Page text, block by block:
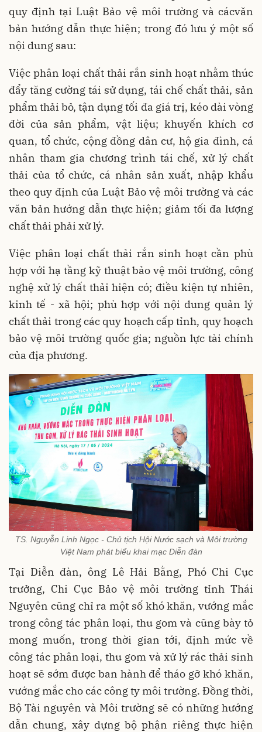
quy định tại Luật Bảo vệ môi trường và cácvăn
bản hướng dẫn thực hiện; trong đó lưu ý một số
nội dung sau:
Việc phân loại chất thải rắn sinh hoạt nhằm thúc
đẩy tăng cường tái sử dụng, tái chế chất thải, sản
phẩm thải bỏ, tận dụng tối đa giá trị, kéo dài vòng
đời của sản phẩm, vật liệu; khuyến khích cơ
quan, tổ chức, cộng đồng dân cư, hộ gia đình, cá
nhân tham gia chương trình tái chế, xử lý chất
thải của tổ chức, cá nhân sản xuất, nhập khẩu
theo quy định của Luật Bảo vệ môi trường và các
văn bản hướng dẫn thực hiện; giảm tối đa lượng
chất thải phải xử lý.
Việc phân loại chất thải rắn sinh hoạt cần phù
hợp với hạ tầng kỹ thuật bảo vệ môi trường, công
nghệ xử lý chất thải hiện có; điều kiện tự nhiên,
kinh tế - xã hội; phù hợp với nội dung quản lý
chất thải trong các quy hoạch cấp tỉnh, quy hoạch
bảo vệ môi trường quốc gia; nguồn lực tài chính
của địa phương.
TS. Nguyễn Linh Ngọc - Chủ tịch Hội Nước sạch và Môi trường
Việt Nam phát biểu khai mạc Diễn đàn
Tại Diễn đàn, ông Lê Hải Bằng, Phó Chi Cục
trưởng, Chi Cục Bảo vệ môi trường tỉnh Thái
Nguyên cũng chỉ ra một số khó khăn, vướng mắc
trong công tác phân loại, thu gom và cũng bày tỏ
mong muốn, trong thời gian tới, định mức về
công tác phân loại, thu gom và xử lý rác thải sinh
hoạt sẽ sớm được ban hành để tháo gỡ khó khăn,
vướng mắc cho các công ty môi trường. Đồng thời,
Bộ Tài nguyên và Môi trường sẽ có những hướng
dẫn chung, xây dựng bộ phận riêng thực hiện